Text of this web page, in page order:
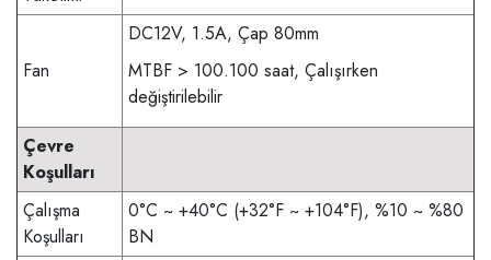
Fan
DC12V, 1.5A, Çap 80mm
MTBF > 100.100 saat, Çalışırken
değiştirilebilir
Çevre
Koşulları
Çalışma
Koşulları
0°C ~ +40°C (+32°F ~ +104°F), %10 ~ %80
BN